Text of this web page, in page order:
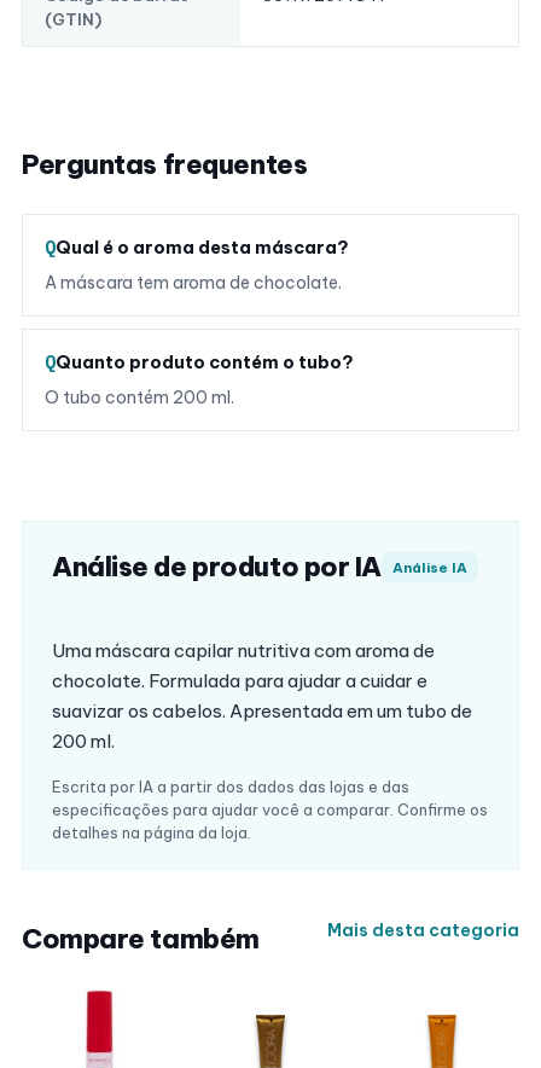
(GTIN)
Perguntas frequentes
Qual é o aroma desta máscara?
A máscara tem aroma de chocolate.
Quanto produto contém o tubo?
O tubo contém 200 ml.
Análise de produto por IA Análise IA
Uma máscara capilar nutritiva com aroma de
chocolate. Formulada para ajudar a cuidar e
suavizar os cabelos. Apresentada em um tubo de
200 ml.
Escrita por IA a partir dos dados das lojas e das
especificações para ajudar você a comparar. Confirme os
detalhes na página da loja.
Compare também Mais desta categoria